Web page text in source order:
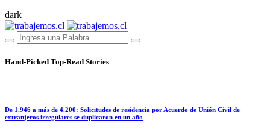
dark
Hand-Picked Top-Read Stories
De 1.946 a más de 4.200: Solicitudes de residencia por Acuerdo de Unión Civil de
extranjeros irregulares se duplicaron en un año